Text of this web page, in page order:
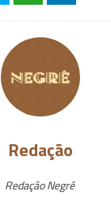
Redação
Redação Negrê